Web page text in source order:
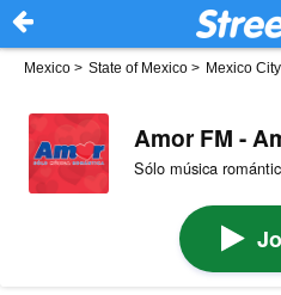
Mexico > State of Mexico > Mexico City
Amor FM -
Sólo música